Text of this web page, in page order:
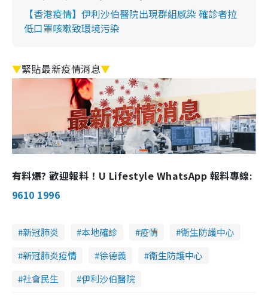
【香港疫情】伊利沙伯醫院出現群組感染 確診者拉
低口罩咳嗽致環境污染
▼緊貼最新疫情消息▼
有料爆? 歡迎報料！U Lifestyle WhatsApp 報料專線:
9610 1996
新冠肺炎 本地確診 疫情
衛生防護中心
新冠肺炎疫情
徐德義
衞生防護中心
社會民生
伊利沙伯醫院